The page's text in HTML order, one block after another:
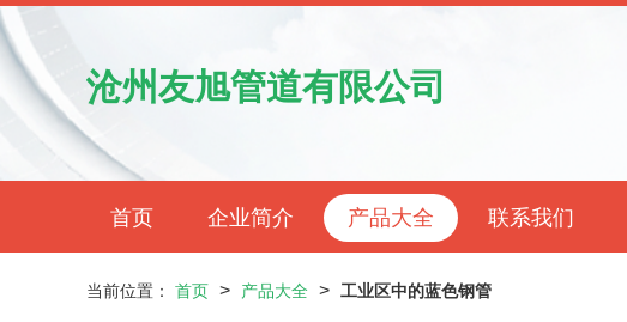
沧州友旭管道有限公司
首页 企业简介 产品大全 联系我们
当前位置： 首页 > 产品大全 > 工业区中的蓝色钢管